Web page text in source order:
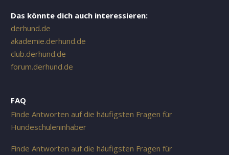
Das könnte dich auch interessieren:
derhund.de
akademie.derhund.de
club.derhund.de
forum.derhund.de
FAQ
Finde Antworten auf die häufigsten Fragen für
Hundeschuleninhaber
Finde Antworten auf die häufigsten Fragen für